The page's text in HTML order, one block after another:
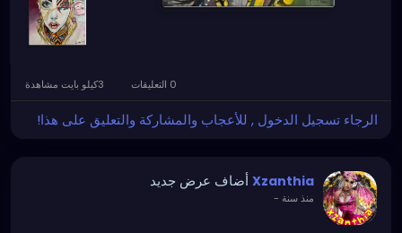
الرجاء تسجيل الدخول , للأعجاب والمشاركة والتعليق على هذا!
Xzanthia أضاف عرض جديد
منذ سنة -